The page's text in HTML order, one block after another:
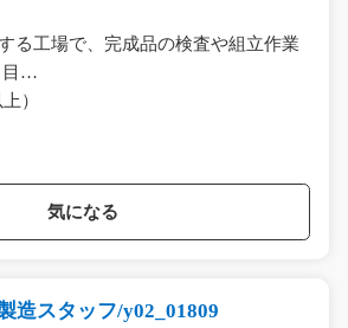
る工場で、完成品の検査や組立作業
目…
）
気になる
造スタッフ/y02_01809